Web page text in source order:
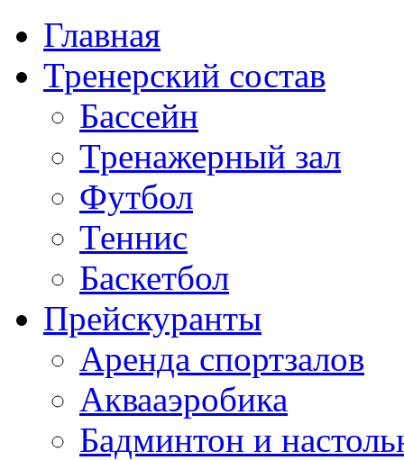
Главная
Тренерский состав
Бассейн
Тренажерный зал
Футбол
Теннис
Баскетбол
Прейскуранты
Аренда спортзалов
Аквааэробика
Бадминтон и